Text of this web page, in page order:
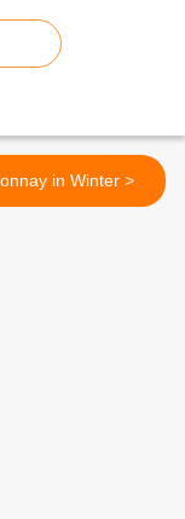
Chantonnay in Winter >